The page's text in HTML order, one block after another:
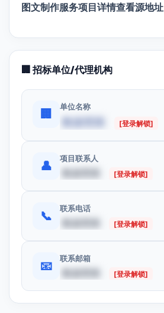
图文制作服务项目详情查看源地址
🏢 招标单位/代理机构
🏢
单位名称
数据受限 [登录解锁]
👤
项目联系人
数据受限 [登录解锁]
📞
联系电话
数据受限 [登录解锁]
📧
联系邮箱
数据受限 [登录解锁]